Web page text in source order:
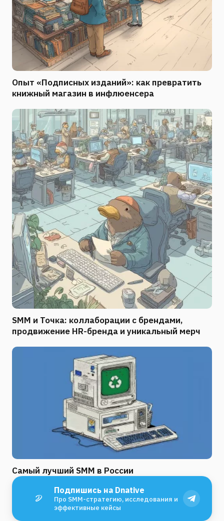
Опыт «Подписных изданий»: как превратить
книжный магазин в инфлюенсера
SMM и Точка: коллаборации с брендами,
продвижение HR-бренда и уникальный мерч
Самый лучший SMM в России
Подпишись на Dnative
Про SMM-стратегию, исследования и
эффективные кейсы